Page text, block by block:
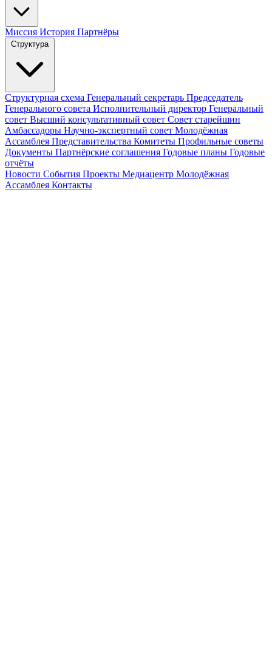
Миссия История Партнёры
Структура
Структурная схема Генеральный секретарь Председатель
Генерального совета Исполнительный директор Генеральный
совет Высший консультативный совет Совет старейшин
Амбассадоры Научно-экспертный совет Молодёжная
Ассамблея Представительства Комитеты Профильные советы
Документы Партнёрские соглашения Годовые планы Годовые
отчёты
Новости События Проекты Медиацентр Молодёжная
Ассамблея Контакты